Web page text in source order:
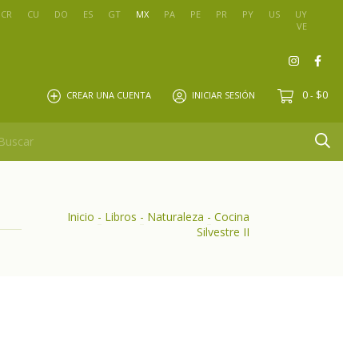
CR CU DO ES GT MX PA PE PR PY US
UY
VE
CREAR UNA CUENTA INICIAR SESIÓN 0 - $0
Inicio - Libros - Naturaleza - Cocina
Silvestre II